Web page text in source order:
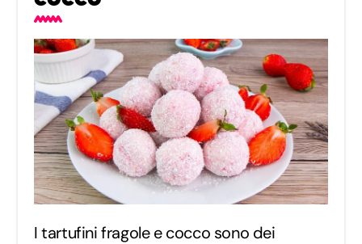
I tartufini fragole e cocco sono dei